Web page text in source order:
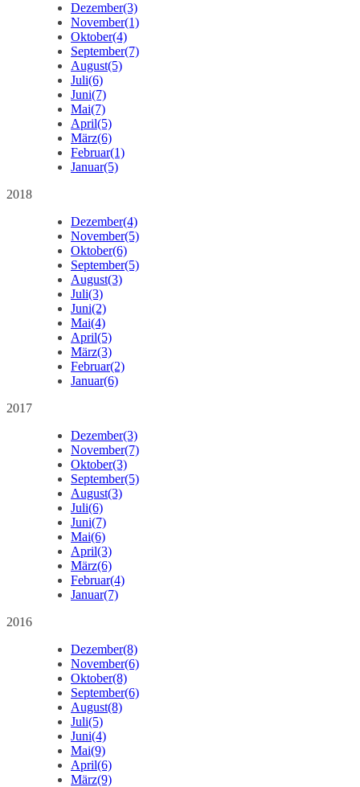
Dezember(3)
November(1)
Oktober(4)
September(7)
August(5)
Juli(6)
Juni(7)
Mai(7)
April(5)
März(6)
Februar(1)
Januar(5)
2018
Dezember(4)
November(5)
Oktober(6)
September(5)
August(3)
Juli(3)
Juni(2)
Mai(4)
April(5)
März(3)
Februar(2)
Januar(6)
2017
Dezember(3)
November(7)
Oktober(3)
September(5)
August(3)
Juli(6)
Juni(7)
Mai(6)
April(3)
März(6)
Februar(4)
Januar(7)
2016
Dezember(8)
November(6)
Oktober(8)
September(6)
August(8)
Juli(5)
Juni(4)
Mai(9)
April(6)
März(9)